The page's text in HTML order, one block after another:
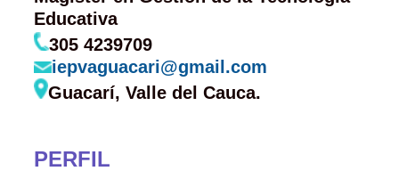
Educativa
305 4239709
iepvaguacari@gmail.com
Guacarí, Valle del Cauca.
PERFIL